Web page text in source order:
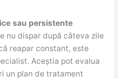
sau persistente
nu dispar după câteva zile
reapar constant, este
Aceștia pot evalua
un plan de tratament